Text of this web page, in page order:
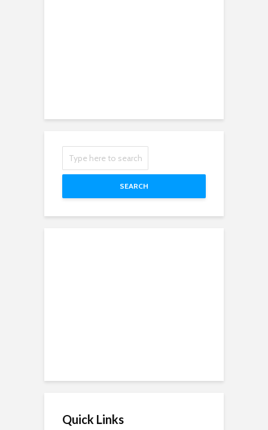
SEARCH
Quick Links